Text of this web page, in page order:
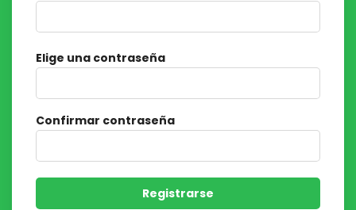
Elige una contraseña
Confirmar contraseña
Registrarse